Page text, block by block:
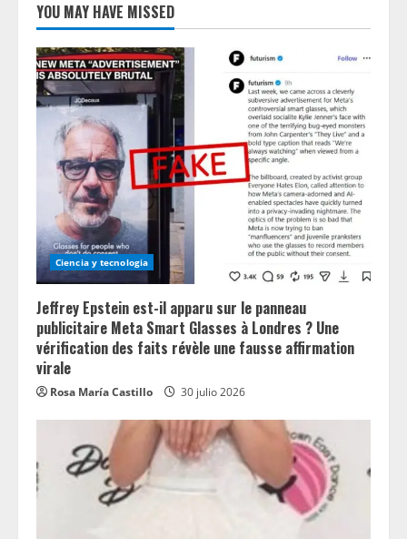
YOU MAY HAVE MISSED
Ciencia y tecnologia
Jeffrey Epstein est-il apparu sur le panneau
publicitaire Meta Smart Glasses à Londres ? Une
vérification des faits révèle une fausse affirmation
virale
Rosa María Castillo 30 julio 2026